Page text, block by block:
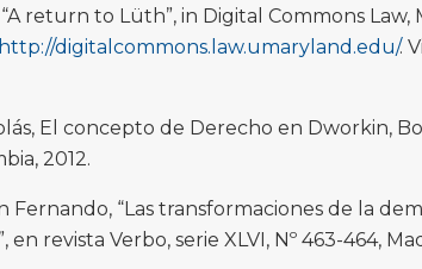
return to Lüth”, in Digital Commons Law,
http://digitalcommons.law.umaryland.edu/.
El concepto de Derecho en Dworkin,
2012.
Fernando, “Las transformaciones de la
en revista Verbo, serie XLVI, Nº 463-464,